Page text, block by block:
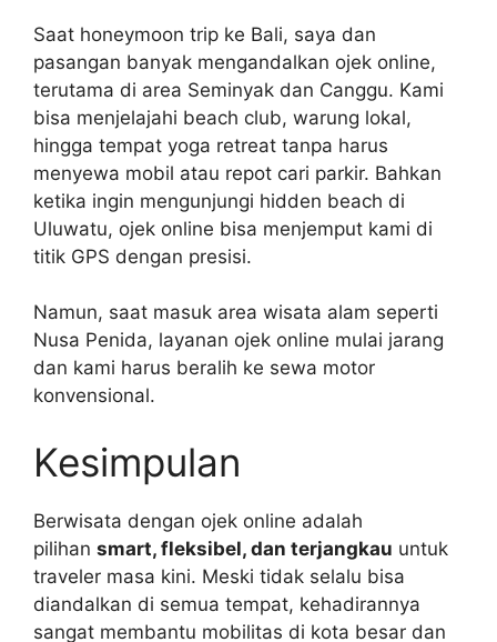
Saat honeymoon trip ke Bali, saya dan
pasangan banyak mengandalkan ojek online,
terutama di area Seminyak dan Canggu. Kami
bisa menjelajahi beach club, warung lokal,
hingga tempat yoga retreat tanpa harus
menyewa mobil atau repot cari parkir. Bahkan
ketika ingin mengunjungi hidden beach di
Uluwatu, ojek online bisa menjemput kami di
titik GPS dengan presisi.
Namun, saat masuk area wisata alam seperti
Nusa Penida, layanan ojek online mulai jarang
dan kami harus beralih ke sewa motor
konvensional.
Kesimpulan
Berwisata dengan ojek online adalah
pilihan smart, fleksibel, dan terjangkau untuk
traveler masa kini. Meski tidak selalu bisa
diandalkan di semua tempat, kehadirannya
sangat membantu mobilitas di kota besar dan